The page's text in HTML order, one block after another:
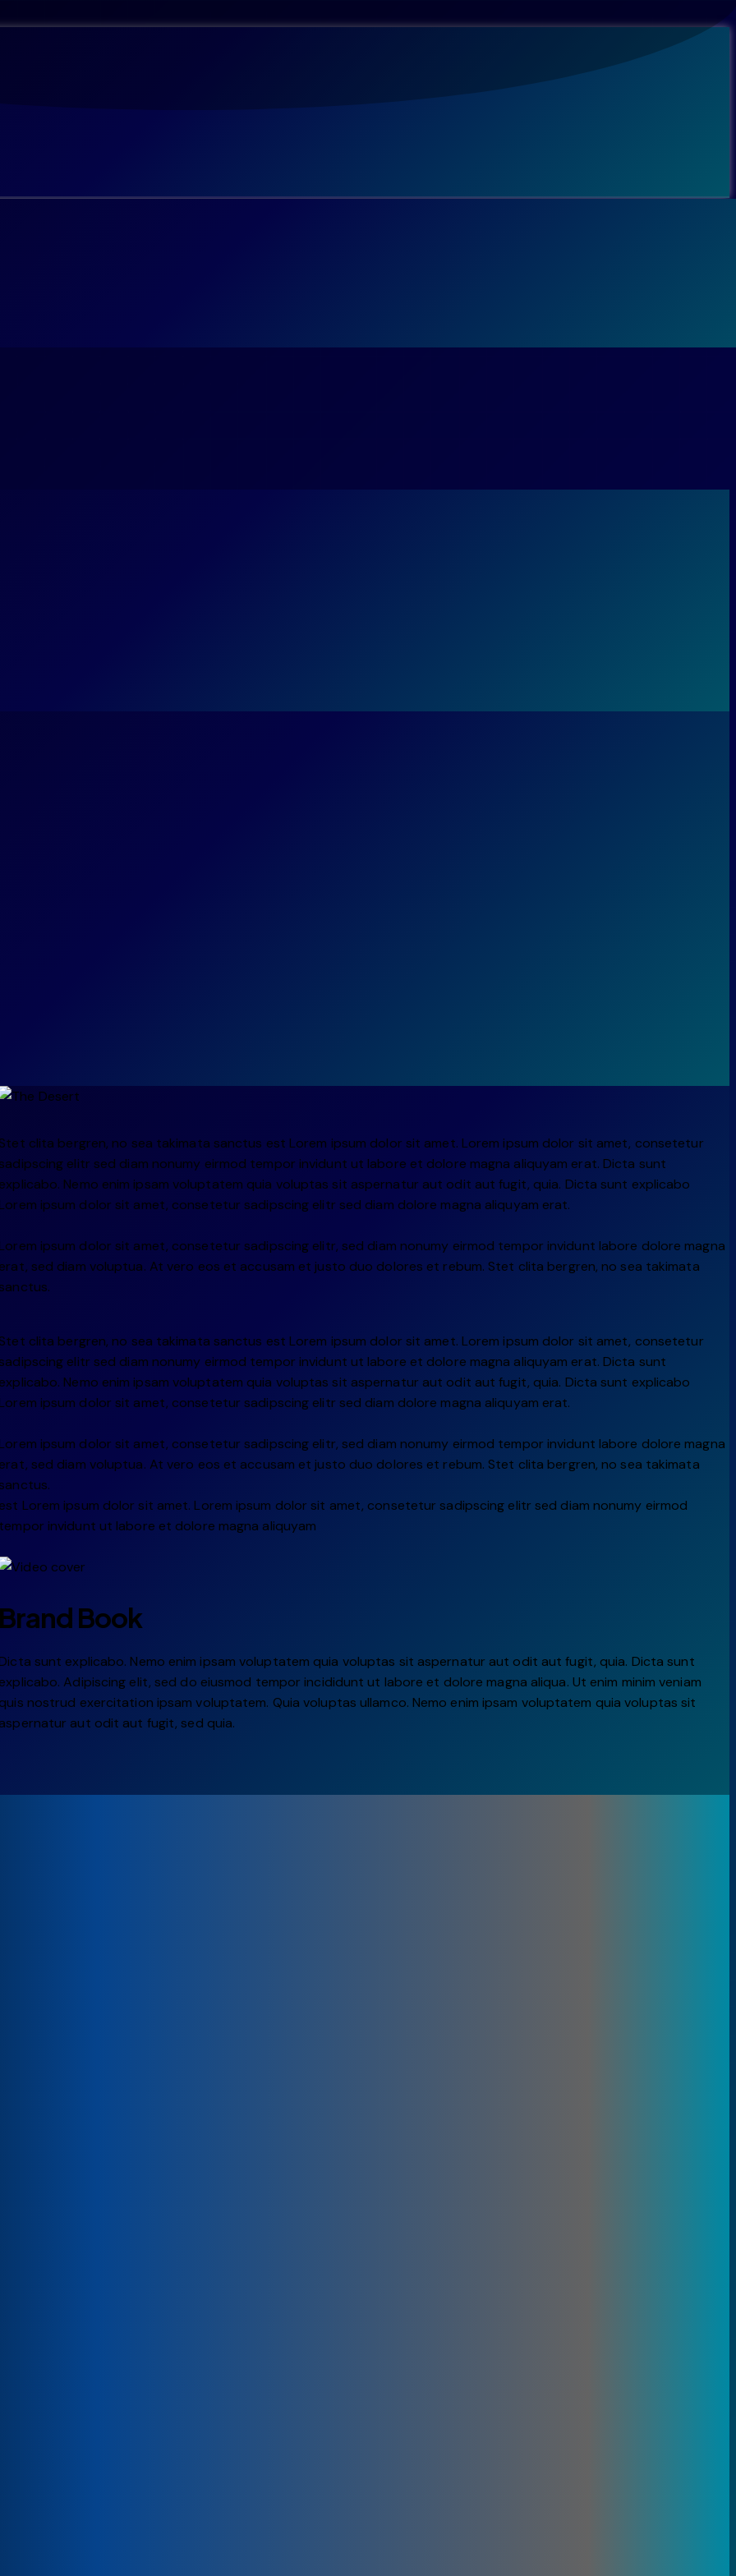
Stet clita bergren, no sea takimata sanctus est Lorem ipsum dolor sit amet. Lorem ipsum dolor sit amet, consetetur
sadipscing elitr sed diam nonumy eirmod tempor invidunt ut labore et dolore magna aliquyam erat. Dicta sunt
explicabo. Nemo enim ipsam voluptatem quia voluptas sit aspernatur aut odit aut fugit, quia. Dicta sunt explicabo
Lorem ipsum dolor sit amet, consetetur sadipscing elitr sed diam dolore magna aliquyam erat.
Lorem ipsum dolor sit amet, consetetur sadipscing elitr, sed diam nonumy eirmod tempor invidunt labore dolore magna
erat, sed diam voluptua. At vero eos et accusam et justo duo dolores et rebum. Stet clita bergren, no sea takimata
sanctus.
Stet clita bergren, no sea takimata sanctus est Lorem ipsum dolor sit amet. Lorem ipsum dolor sit amet, consetetur
sadipscing elitr sed diam nonumy eirmod tempor invidunt ut labore et dolore magna aliquyam erat. Dicta sunt
explicabo. Nemo enim ipsam voluptatem quia voluptas sit aspernatur aut odit aut fugit, quia. Dicta sunt explicabo
Lorem ipsum dolor sit amet, consetetur sadipscing elitr sed diam dolore magna aliquyam erat.
Lorem ipsum dolor sit amet, consetetur sadipscing elitr, sed diam nonumy eirmod tempor invidunt labore dolore magna
erat, sed diam voluptua. At vero eos et accusam et justo duo dolores et rebum. Stet clita bergren, no sea takimata
sanctus.
est Lorem ipsum dolor sit amet. Lorem ipsum dolor sit amet, consetetur sadipscing elitr sed diam nonumy eirmod
tempor invidunt ut labore et dolore magna aliquyam
Brand Book
Dicta sunt explicabo. Nemo enim ipsam voluptatem quia voluptas sit aspernatur aut odit aut fugit, quia. Dicta sunt
explicabo. Adipiscing elit, sed do eiusmod tempor incididunt ut labore et dolore magna aliqua. Ut enim minim veniam
quis nostrud exercitation ipsam voluptatem. Quia voluptas ullamco. Nemo enim ipsam voluptatem quia voluptas sit
aspernatur aut odit aut fugit, sed quia.